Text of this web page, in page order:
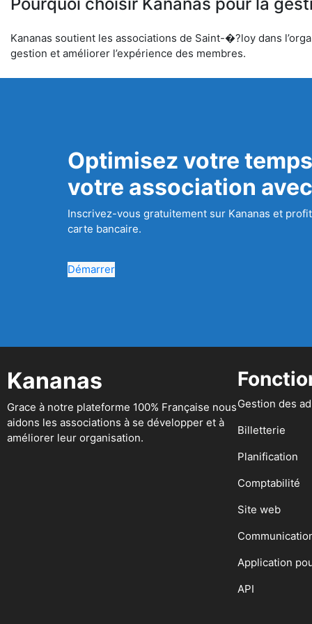
Kananas soutient les associations de Saint-�?loy dans
gestion et améliorer l’expérience des membres.
Optimisez votre
votre association
Inscrivez-vous gratuitement sur Kananas et
carte bancaire.
Démarrer
Kananas
Grace à notre plateforme 100% Française nous
aidons les associations à se développer et à
améliorer leur organisation.
Gestion des
Billetterie
Planification
Comptabilité
Site web
Application
API